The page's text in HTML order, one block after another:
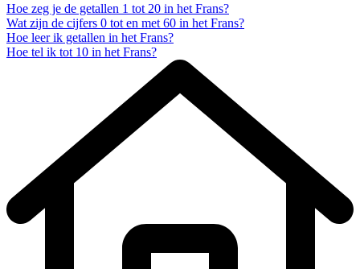
Hoe zeg je de getallen 1 tot 20 in het Frans?
Wat zijn de cijfers 0 tot en met 60 in het Frans?
Hoe leer ik getallen in het Frans?
Hoe tel ik tot 10 in het Frans?